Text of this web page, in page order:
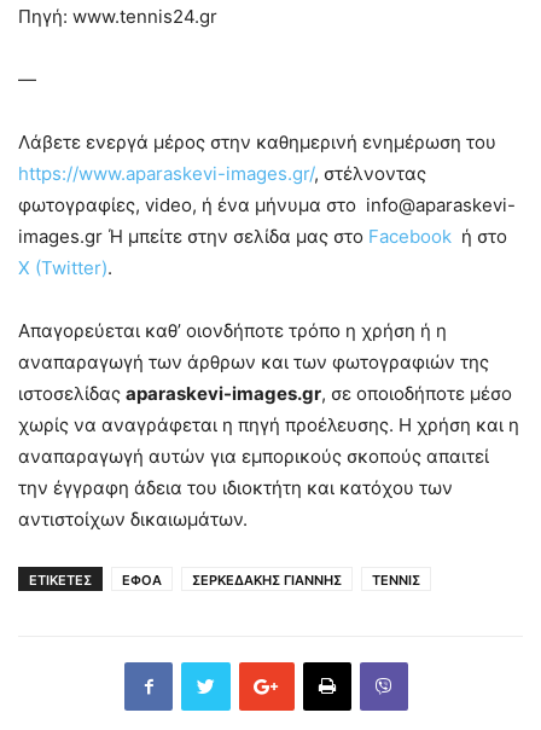
Πηγή: www.tennis24.gr
—
Λάβετε ενεργά μέρος στην καθημερινή ενημέρωση του
https://www.aparaskevi-images.gr/, στέλνοντας
φωτογραφίες, video, ή ένα μήνυμα στο info@aparaskevi-
images.gr Ή μπείτε στην σελίδα μας στο Facebook ή στο
X (Twitter).
Απαγορεύεται καθ’ οιονδήποτε τρόπο η χρήση ή η
αναπαραγωγή των άρθρων και των φωτογραφιών της
ιστοσελίδας aparaskevi-images.gr, σε οποιοδήποτε μέσο
χωρίς να αναγράφεται η πηγή προέλευσης. Η χρήση και η
αναπαραγωγή αυτών για εμπορικούς σκοπούς απαιτεί
την έγγραφη άδεια του ιδιοκτήτη και κατόχου των
αντιστοίχων δικαιωμάτων.
ΕΤΙΚΕΤΕΣ ΕΦΟΑ ΣΕΡΚΕΔΑΚΗΣ ΓΙΑΝΝΗΣ ΤΕΝΝΙΣ